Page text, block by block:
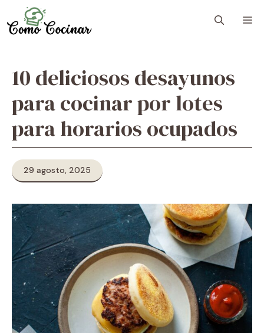
to
content
10 deliciosos desayunos
para cocinar por lotes
para horarios ocupados
29 agosto, 2025